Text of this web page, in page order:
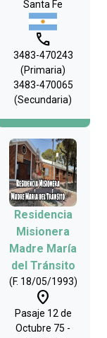
Santa Fe
phone
3483-470243
(Primaria)
3483-470065
(Secundaria)
Residencia
Misionera
Madre María
del Tránsito
(F. 18/05/1993)
place
Pasaje 12 de
Octubre 75 -